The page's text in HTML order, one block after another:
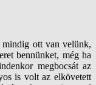
ott van velünk,
bennünket, még ha
megbocsát az
is volt az elkövetett